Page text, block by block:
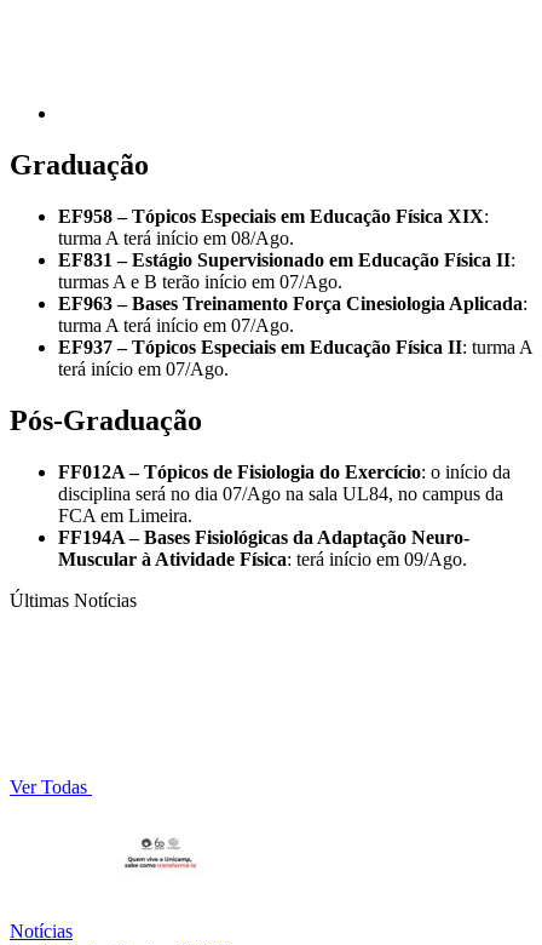
Graduação
EF958 – Tópicos Especiais em Educação Física XIX:
turma A terá início em 08/Ago.
EF831 – Estágio Supervisionado em Educação Física II:
turmas A e B terão início em 07/Ago.
EF963 – Bases Treinamento Força Cinesiologia Aplicada:
turma A terá início em 07/Ago.
EF937 – Tópicos Especiais em Educação Física II: turma A
terá início em 07/Ago.
Pós-Graduação
FF012A – Tópicos de Fisiologia do Exercício: o início da
disciplina será no dia 07/Ago na sala UL84, no campus da
FCA em Limeira.
FF194A – Bases Fisiológicas da Adaptação Neuro-
Muscular à Atividade Física: terá início em 09/Ago.
Últimas Notícias
Ver Todas
Notícias